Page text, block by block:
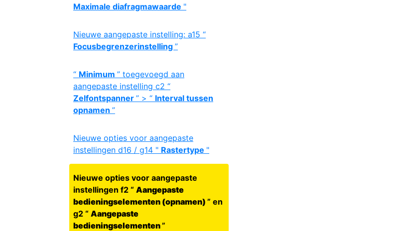
Maximale diafragmawaarde "
Nieuwe aangepaste instelling: a15 “
Focusbegrenzerinstelling ”
“ Minimum ” toegevoegd aan
aangepaste instelling c2 “
Zelfontspanner ” > “ Interval tussen
opnamen ”
Nieuwe opties voor aangepaste
instellingen d16 / g14 " Rastertype "
Nieuwe opties voor aangepaste
instellingen f2 “ Aangepaste
bedieningselementen (opnamen) ” en
g2 “ Aangepaste
bedieningselementen”